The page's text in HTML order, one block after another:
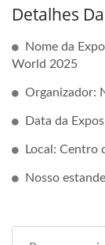
Detalhes
Nome da
World 2025
Organizador:
Data da
Local: Centro
Nosso